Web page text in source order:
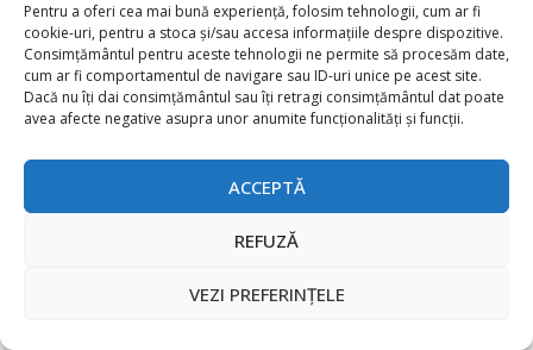
Pentru a oferi cea mai bună experiență, folosim tehnologii, cum ar fi
cookie-uri, pentru a stoca și/sau accesa informațiile despre dispozitive.
Consimțământul pentru aceste tehnologii ne permite să procesăm date,
cum ar fi comportamentul de navigare sau ID-uri unice pe acest site.
Dacă nu îți dai consimțământul sau îți retragi consimțământul dat poate
avea afecte negative asupra unor anumite funcționalități și funcții.
ACCEPTĂ
REFUZĂ
VEZI PREFERINȚELE